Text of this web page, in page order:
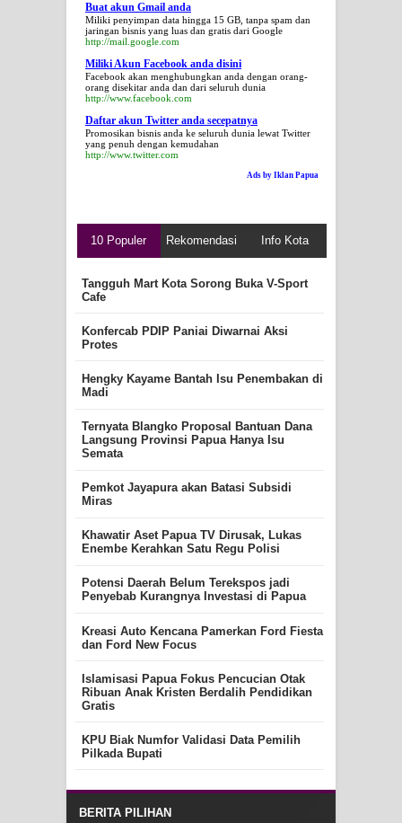
Buat akun Gmail anda
Miliki penyimpan data hingga 15 GB, tanpa spam dan
jaringan bisnis yang luas dan gratis dari Google
http://mail.google.com
Miliki Akun Facebook anda disini
Facebook akan menghubungkan anda dengan orang-
orang disekitar anda dan dari seluruh dunia
http://www.facebook.com
Daftar akun Twitter anda secepatnya
Promosikan bisnis anda ke seluruh dunia lewat Twitter
yang penuh dengan kemudahan
http://www.twitter.com
Ads by Iklan Papua
10 Populer Rekomendasi Info Kota
Tangguh Mart Kota Sorong Buka V-Sport
Cafe
Konfercab PDIP Paniai Diwarnai Aksi
Protes
Hengky Kayame Bantah Isu Penembakan di
Madi
Ternyata Blangko Proposal Bantuan Dana
Langsung Provinsi Papua Hanya Isu
Semata
Pemkot Jayapura akan Batasi Subsidi
Miras
Khawatir Aset Papua TV Dirusak, Lukas
Enembe Kerahkan Satu Regu Polisi
Potensi Daerah Belum Terekspos jadi
Penyebab Kurangnya Investasi di Papua
Kreasi Auto Kencana Pamerkan Ford Fiesta
dan Ford New Focus
Islamisasi Papua Fokus Pencucian Otak
Ribuan Anak Kristen Berdalih Pendidikan
Gratis
KPU Biak Numfor Validasi Data Pemilih
Pilkada Bupati
BERITA PILIHAN